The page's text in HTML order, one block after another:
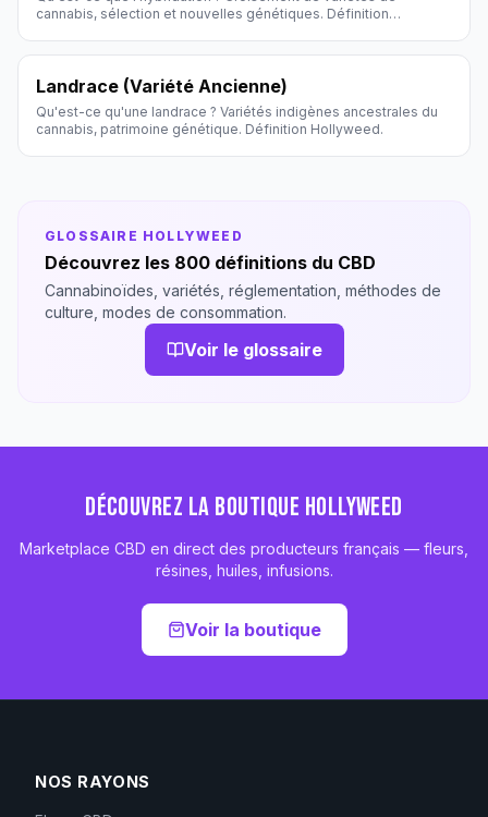
cannabis, sélection et nouvelles génétiques. Définition
Landrace (Variété Ancienne)
Qu'est-ce qu'une landrace ? Variétés indigènes ancestrales du
cannabis, patrimoine génétique. Définition Hollyweed.
GLOSSAIRE HOLLYWEED
Découvrez les 800 définitions du CBD
Cannabinoïdes, variétés, réglementation, méthodes de
culture, modes de consommation.
Voir le glossaire
DÉCOUVREZ LA BOUTIQUE HOLLYWEED
Marketplace CBD en direct des producteurs français — fleurs,
résines, huiles, infusions.
Voir la boutique
NOS RAYONS